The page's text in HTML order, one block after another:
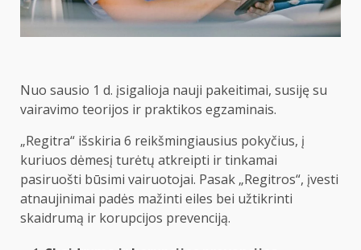
Nuo sausio 1 d. įsigalioja nauji pakeitimai, susiję su
vairavimo teorijos ir praktikos egzaminais.
„Regitra“ išskiria 6 reikšmingiausius pokyčius, į
kuriuos dėmesį turėtų atkreipti ir tinkamai
pasiruošti būsimi vairuotojai. Pasak „Regitros“, įvesti
atnaujinimai padės mažinti eiles bei užtikrinti
skaidrumą ir korupcijos prevenciją.